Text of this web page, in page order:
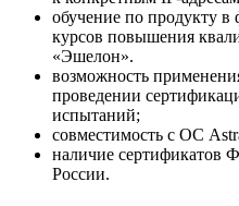
обучение по продукту
курсов повышения
«Эшелон».
возможность
проведении
испытаний;
совместимость с ОС
наличие
России.